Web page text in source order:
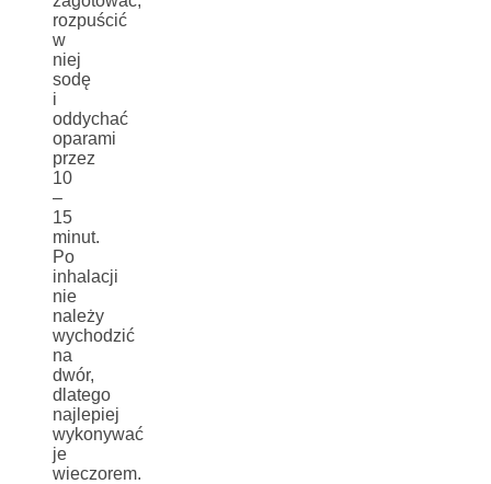
rozpuścić
w
niej
sodę
i
oddychać
oparami
przez
10
–
15
minut.
Po
inhalacji
nie
należy
wychodzić
na
dwór,
dlatego
najlepiej
wykonywać
je
wieczorem.